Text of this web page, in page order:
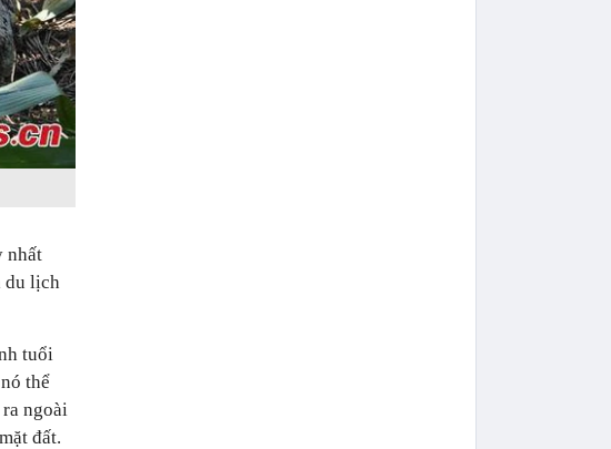
nhất
du lịch
tuổi
thể
ngoài
đất.